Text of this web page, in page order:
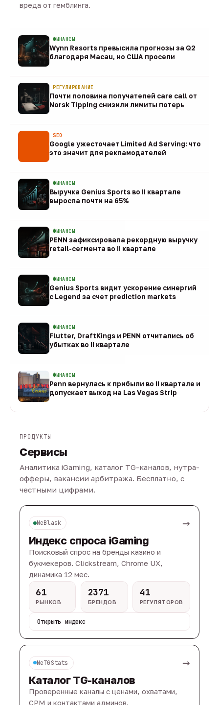
вреда от гемблинга.
ФИНАНСЫ
Wynn Resorts превысила прогнозы за Q2
благодаря Macau, но США просели
РЕГУЛИРОВАНИЕ
Почти половина получателей care call от
Norsk Tipping снизили лимиты потерь
SEO
Google ужесточает Limited Ad Serving: что
это значит для рекламодателей
ФИНАНСЫ
Выручка Genius Sports во II квартале
выросла почти на 65%
ФИНАНСЫ
PENN зафиксировала рекордную выручку
retail-сегмента во II квартале
ФИНАНСЫ
Genius Sports видит ускорение синергий
с Legend за счет prediction markets
ФИНАНСЫ
Flutter, DraftKings и PENN отчитались об
убытках во II квартале
ФИНАНСЫ
Penn вернулась к прибыли во II квартале и
допускает выход на Las Vegas Strip
ПРОДУКТЫ
Сервисы
Аналитика iGaming, каталог TG-каналов, нутра-
офферы, вакансии арбитража. Бесплатно, с
честными цифрами.
NeBlask →
Индекс спроса iGaming
Поисковый спрос на бренды казино и
букмекеров. Clickstream, Chrome UX,
динамика 12 мес.
61
РЫНКОВ
2371
БРЕНДОВ
41
РЕГУЛЯТОРОВ
Открыть индекс
NeTGStats →
Каталог TG-каналов
Проверенные каналы с ценами, охватами,
CPM и контактами админов.